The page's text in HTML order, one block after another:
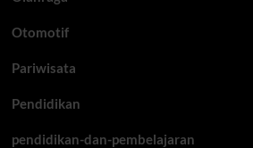
Otomotif
Pariwisata
Pendidikan
pendidikan-dan-pembelajaran